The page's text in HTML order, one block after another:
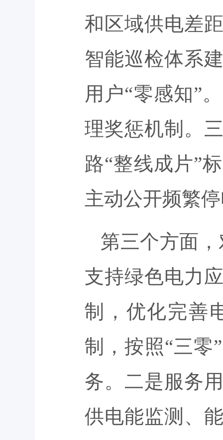
和区域供电差
智能巡检体系
用户“零感知”
理奖惩机制。
路“整线成片”
主动公开频繁
第三个方面
支持绿色电力
制，优化完善
制，按照“三零
务。二是服务
供电能监测、